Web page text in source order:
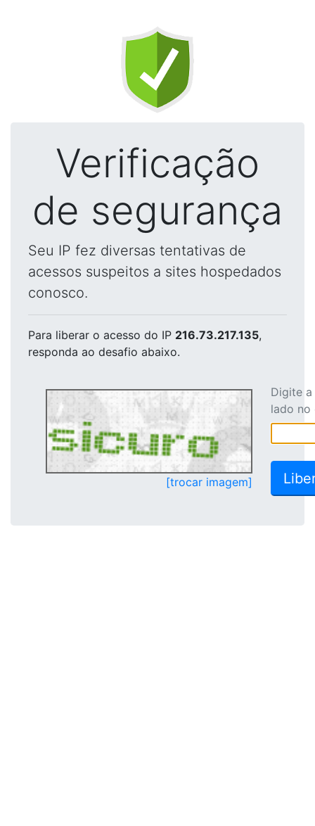
Verificação
de segurança
Seu IP fez diversas tentativas de
acessos suspeitos a sites hospedados
conosco.
Para liberar o acesso do IP 216.73.217.135,
responda ao desafio abaixo.
[trocar imagem]
Digite
lado no